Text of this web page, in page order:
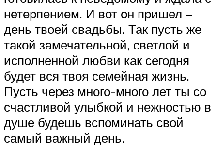
нетерпением. И вот он пришел –
день твоей свадьбы. Так пусть же
такой замечательной, светлой и
исполненной любви как сегодня
будет вся твоя семейная жизнь.
Пусть через много-много лет ты со
счастливой улыбкой и нежностью в
душе будешь вспоминать свой
самый важный день.